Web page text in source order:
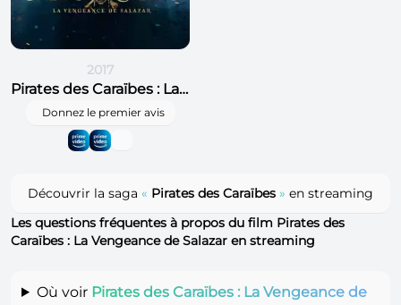
2017
Pirates des Caraïbes : La Vengeance de Salazar
Donnez le premier avis
Découvrir la saga « Pirates des Caraïbes » en streaming
Les questions fréquentes à propos du film Pirates des
Caraïbes : La Vengeance de Salazar en streaming
Où voir Pirates des Caraïbes : La Vengeance de